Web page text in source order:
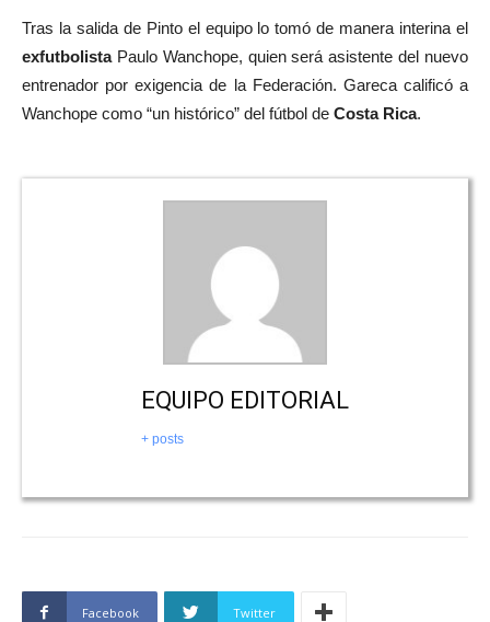
Tras la salida de Pinto el equipo lo tomó de manera interina el
exfutbolistaPaulo Wanchope, quien será asistente del nuevo
entrenador por exigencia de la Federación. Gareca calificó a
Wanchope como “un histórico” del fútbol de Costa Rica.
EQUIPO EDITORIAL
+ posts
Facebook Twitter